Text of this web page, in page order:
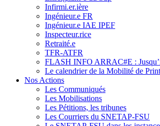
Infirmi.er.ière
Ingénieur.e FR
Ingénieur.e IAE IPEF
Inspecteur.rice
Retraité.e
TFR-ATFR
FLASH INFO ARRAC#E :
Le calendrier de la Mobilité de
Nos Actions
Les Communiqués
Les Mobilisations
Les Pétitions, les tribunes
Les Courriers du SNETAP-FSU